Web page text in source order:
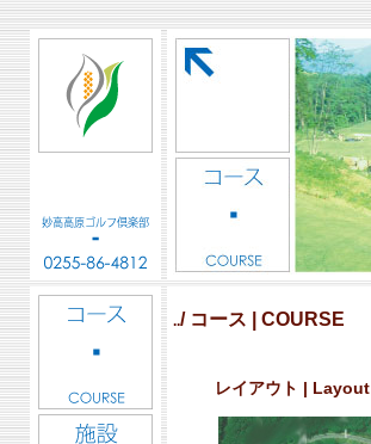
../ コース | COURSE
レイアウト | Layout